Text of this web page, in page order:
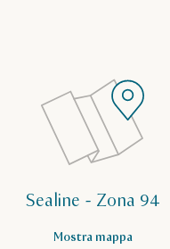
Sealine - Zona 94
Mostra mappa